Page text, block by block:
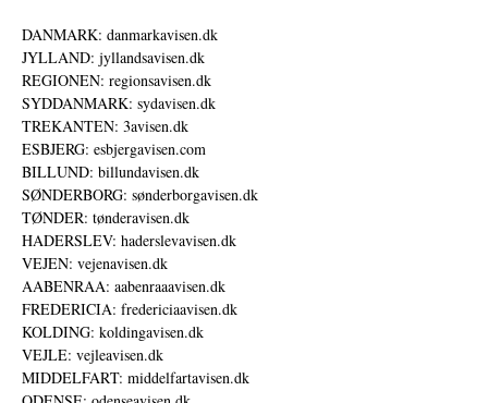
DANMARK: danmarkavisen.dk
JYLLAND: jyllandsavisen.dk
REGIONEN: regionsavisen.dk
SYDDANMARK: sydavisen.dk
TREKANTEN: 3avisen.dk
ESBJERG: esbjergavisen.com
BILLUND: billundavisen.dk
SØNDERBORG: sønderborgavisen.dk
TØNDER: tønderavisen.dk
HADERSLEV: haderslevavisen.dk
VEJEN: vejenavisen.dk
AABENRAA: aabenraaavisen.dk
FREDERICIA: fredericiaavisen.dk
KOLDING: koldingavisen.dk
VEJLE: vejleavisen.dk
MIDDELFART: middelfartavisen.dk